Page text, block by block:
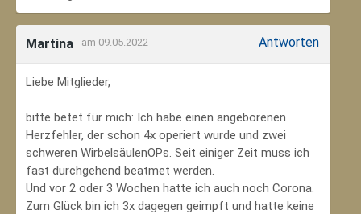
Martina am 09.05.2022 Antworten
Liebe Mitglieder,
bitte betet für mich: Ich habe einen angeborenen
Herzfehler, der schon 4x operiert wurde und zwei
schweren WirbelsäulenOPs. Seit einiger Zeit muss ich
fast durchgehend beatmet werden.
Und vor 2 oder 3 Wochen hatte ich auch noch Corona.
Zum Glück bin ich 3x dagegen geimpft und hatte keine